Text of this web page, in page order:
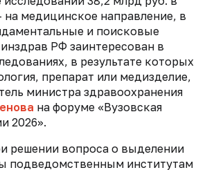
на медицинское направление, в
и поисковые
РФ заинтересован в
в результате которых
препарат или медизделие,
министра здравоохранения
на форуме «Вузовская
2026».
решении вопроса о выделении
подведомственным институтам